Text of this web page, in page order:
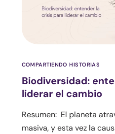
COMPARTIENDO HISTORIAS
Biodiversidad:
liderar el cambio
Resumen: El planeta
masiva, y esta vez la